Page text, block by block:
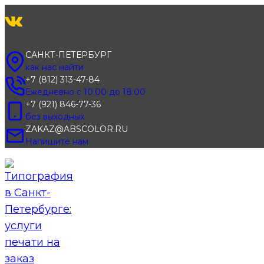
к
САНКТ-ПЕТЕРБУРГ
как нас найти
+7 (812) 313-47-84
Ежедневно с 10:00 до 18:00
+7 (921) 846-77-36
без выходных
ZAKAZ@ABSCOLOR.RU
Напишите нам